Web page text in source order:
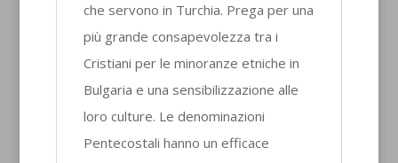
che servono in Turchia. Prega per una
più grande consapevolezza tra i
Cristiani per le minoranze etniche in
Bulgaria e una sensibilizzazione alle
loro culture. Le denominazioni
Pentecostali hanno un efficace